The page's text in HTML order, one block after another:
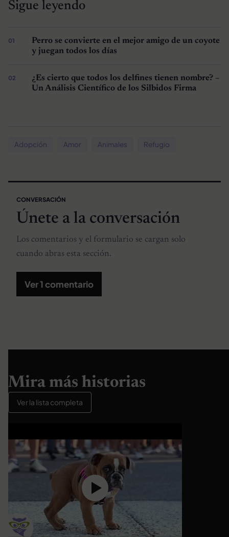
Sigue leyendo
Perro se convierte en el mejor amigo de un coyote
y juegan todos los días
¿Es cierto que todos los delfines tienen nombre? –
Un Análisis Científico de los Silbidos Firma
Adopción Amor Animales Refugio
CONVERSACIÓN
Únete a la conversación
Los comentarios y el formulario se cargan solo
cuando abras esta sección.
Ver 1 comentario
Mira más historias
Ver la lista completa